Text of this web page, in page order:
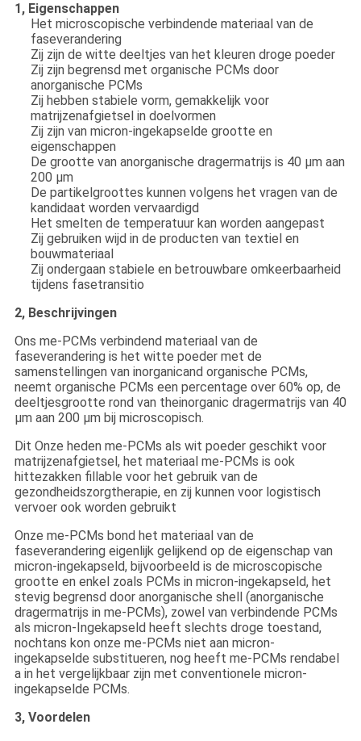
1, Eigenschappen
Het microscopische verbindende materiaal van de
faseverandering
Zij zijn de witte deeltjes van het kleuren droge poeder
Zij zijn begrensd met organische PCMs door
anorganische PCMs
Zij hebben stabiele vorm, gemakkelijk voor
matrijzenafgietsel in doelvormen
Zij zijn van micron-ingekapselde grootte en
eigenschappen
De grootte van anorganische dragermatrijs is 40 μm aan
200 μm
De partikelgroottes kunnen volgens het vragen van de
kandidaat worden vervaardigd
Het smelten de temperatuur kan worden aangepast
Zij gebruiken wijd in de producten van textiel en
bouwmateriaal
Zij ondergaan stabiele en betrouwbare omkeerbaarheid
tijdens fasetransitio
2, Beschrijvingen
Ons me-PCMs verbindend materiaal van de
faseverandering is het witte poeder met de
samenstellingen van inorganicand organische PCMs,
neemt organische PCMs een percentage over 60% op, de
deeltjesgrootte rond van theinorganic dragermatrijs van 40
μm aan 200 μm bij microscopisch.
Dit Onze heden me-PCMs als wit poeder geschikt voor
matrijzenafgietsel, het materiaal me-PCMs is ook
hittezakken fillable voor het gebruik van de
gezondheidszorgtherapie, en zij kunnen voor logistisch
vervoer ook worden gebruikt
Onze me-PCMs bond het materiaal van de
faseverandering eigenlijk gelijkend op de eigenschap van
micron-ingekapseld, bijvoorbeeld is de microscopische
grootte en enkel zoals PCMs in micron-ingekapseld, het
stevig begrensd door anorganische shell (anorganische
dragermatrijs in me-PCMs), zowel van verbindende PCMs
als micron-Ingekapseld heeft slechts droge toestand,
nochtans kon onze me-PCMs niet aan micron-
ingekapselde substitueren, nog heeft me-PCMs rendabel
a in het vergelijkbaar zijn met conventionele micron-
ingekapselde PCMs.
3, Voordelen